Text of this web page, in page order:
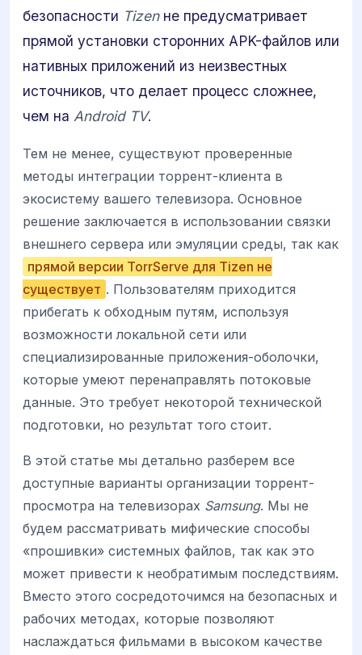
безопасности Tizenне предусматривает
прямой установки сторонних APK-файлов или
нативных приложений из неизвестных
источников, что делает процесс сложнее,
чем на Android TV.
Тем не менее, существуют проверенные
методы интеграции торрент-клиента в
экосистему вашего телевизора. Основное
решение заключается в использовании связки
внешнего сервера или эмуляции среды, так как
прямой версии TorrServe для Tizen не
существует . Пользователям приходится
прибегать к обходным путям, используя
возможности локальной сети или
специализированные приложения-оболочки,
которые умеют перенаправлять потоковые
данные. Это требует некоторой технической
подготовки, но результат того стоит.
В этой статье мы детально разберем все
доступные варианты организации торрент-
просмотра на телевизорах Samsung. Мы не
будем рассматривать мифические способы
«прошивки» системных файлов, так как это
может привести к необратимым последствиям.
Вместо этого сосредоточимся на безопасных и
рабочих методах, которые позволяют
наслаждаться фильмами в высоком качестве